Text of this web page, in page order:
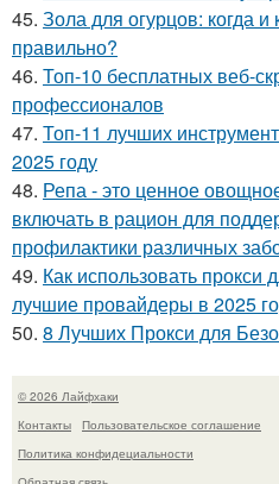
45. Зола для огурцов: когда и
правильно?
46. Топ-10 бесплатных веб-
профессионалов
47. Топ-11 лучших
2025 году
48. Репа - это ценное
включать в рацион для
профилактики различных
49. Как использовать прокси
лучшие провайдеры в 2025
50. 8 Лучших Прокси для
© 2026 Лайфхаки
Контакты
Пользовательское соглашение
Политика конфидециальности